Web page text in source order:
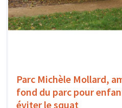
Parc Michèle Mollard,
fond du parc pour
éviter le squat